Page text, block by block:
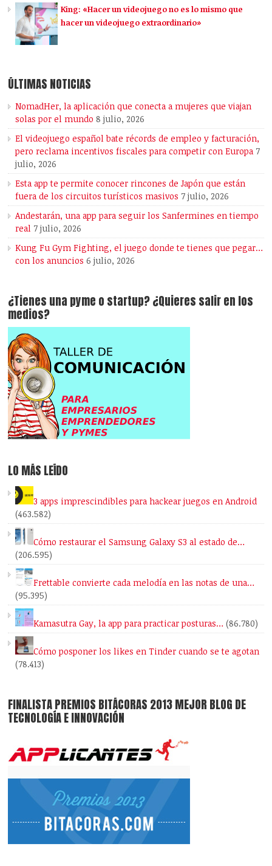
King: «Hacer un videojuego no es lo mismo que
hacer un videojuego extraordinario»
ÚLTIMAS NOTICIAS
NomadHer, la aplicación que conecta a mujeres que viajan
solas por el mundo 8 julio, 2026
El videojuego español bate récords de empleo y facturación,
pero reclama incentivos fiscales para competir con Europa 7
julio, 2026
Esta app te permite conocer rincones de Japón que están
fuera de los circuitos turísticos masivos 7 julio, 2026
Andestarán, una app para seguir los Sanfermines en tiempo
real 7 julio, 2026
Kung Fu Gym Fighting, el juego donde te tienes que pegar…
con los anuncios 6 julio, 2026
¿Tienes una pyme o startup? ¿Quieres salir en los
medios?
LO MÁS LEÍDO
3 apps imprescindibles para hackear juegos en Android
(463.582)
Cómo restaurar el Samsung Galaxy S3 al estado de…
(206.595)
Frettable convierte cada melodía en las notas de una…
(95.395)
Kamasutra Gay, la app para practicar posturas… (86.780)
Cómo posponer los likes en Tinder cuando se te agotan
(78.413)
FINALISTA PREMIOS BITÁCORAS 2013 MEJOR BLOG DE
TECNOLOGÍA E INNOVACIÓN